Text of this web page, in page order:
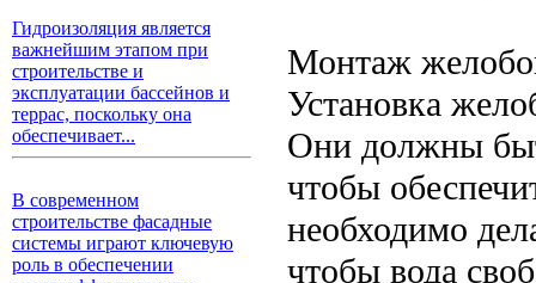
Гидроизоляция является
важнейшим этапом при
строительстве и
эксплуатации бассейнов и
террас, поскольку она
обеспечивает...
В современном
строительстве фасадные
системы играют ключевую
роль в обеспечении
Монтаж
Установка
Они должны
чтобы
необходимо
чтобы вода